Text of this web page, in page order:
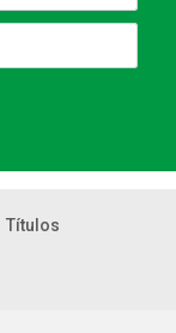
Títulos